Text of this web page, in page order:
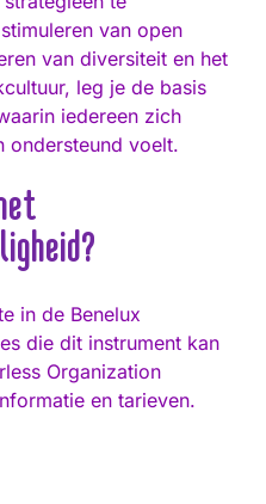
van open
van diversiteit en het
leg je de basis
iedereen zich
ondersteund voelt.
in de Benelux
die dit instrument kan
Organization
en tarieven.